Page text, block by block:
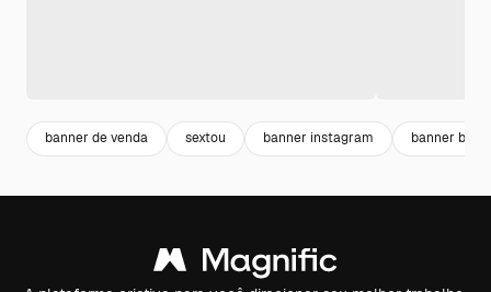
banner de venda sextou banner instagram banner